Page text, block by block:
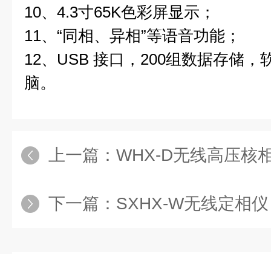
10、4.3寸65K色彩屏显示；
11、“同相、异相”等语音功能；
12、USB 接口，200组数据存储，
脑。
上一篇： WHX-D无线高压核
下一篇： SXHX-W无线定相仪